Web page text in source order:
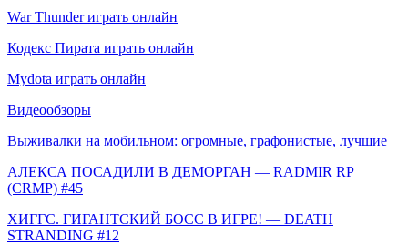
War Thunder играть онлайн
Кодекс Пирата играть онлайн
Mydota играть онлайн
Видеообзоры
Выживалки на мобильном: огромные, графонистые, лучшие
АЛЕКСА ПОСАДИЛИ В ДЕМОРГАН — RADMIR RP
(CRMP) #45
ХИГГС. ГИГАНТСКИЙ БОСС В ИГРЕ! — DEATH
STRANDING #12